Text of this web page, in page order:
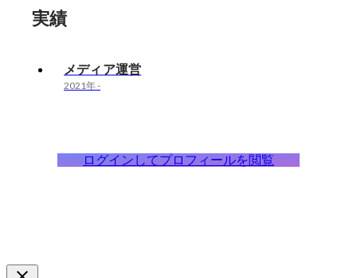
実績
メディア運営
2021年-
ログインしてプロフィールを閲覧